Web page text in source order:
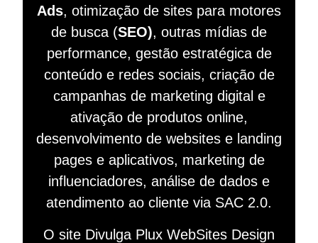
Ads, otimização de sites para motores
de busca (SEO), outras mídias de
performance, gestão estratégica de
conteúdo e redes sociais, criação de
campanhas de marketing digital e
ativação de produtos online,
desenvolvimento de websites e landing
pages e aplicativos, marketing de
influenciadores, análise de dados e
atendimento ao cliente via SAC 2.0.
O site Divulga Plux WebSites Design